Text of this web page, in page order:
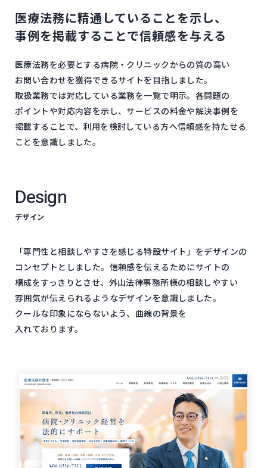
医療法務に​精通している​ことを​示し、​
事例を​掲載する​ことで​信頼感を​与える
医療法務を​必要と​する​病院・クリニックからの​質の​高い​
お問い​合わせを​獲得できる​サイトを​目指しました。​
取扱業務では​対応している​業務を​一覧で​明示。​各問題の​
ポイントや​対応内容を​示し、​サービスの​料金や​解決事例を​
掲載する​ことで、​利用を​検討している​方​へ​信頼感を​持たせる​
ことを​意識しました。
Design
デザイン
「専門性と​相談しやすさを​感じる​特設サイト」を​デザインの​
コンセプトとしました。​信頼感を​伝える​ために​サイトの​
構成を​すっきりと​させ、​外山法律事務所様の​相談しやすい​
雰囲気が​伝えられるような​デザインを​意識しました。​
クールな​印象に​ならないよう、​曲線の​背景を​
入れております。